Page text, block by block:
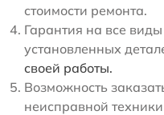
стоимости ремонта.
Гарантия на все
установленных
своей работы.
Возможность
неисправной